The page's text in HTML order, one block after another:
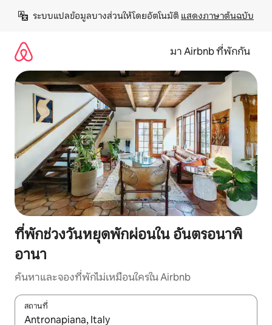
เนื้อหา
ระบบแปลข้อมูลบางส่วนให้โดยอัตโนมัติ แสดงภาษาต้นฉบับ
มา Airbnb ที่พักกัน
ที่พักช่วงวันหยุดพักผ่อนใน อันตรอนาพิ
อานา
ค้นหาและจองที่พักไม่เหมือนใครใน Airbnb
สถานที่
ใช้ลูกศรขึ้นลง หรือใช้การสัมผัสหรือปัด เพื่อสำรวจผลการค้นหา